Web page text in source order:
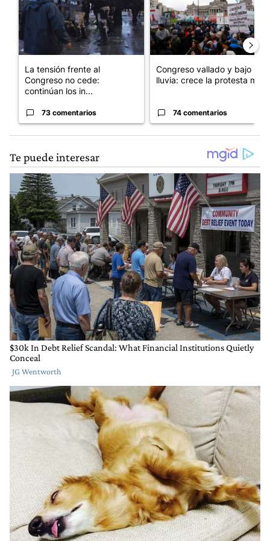
La tensión frente al
Congreso no cede:
continúan los in...
73 comentarios
Congreso vallado y bajo la
lluvia: crece la protesta mi...
74 comentarios